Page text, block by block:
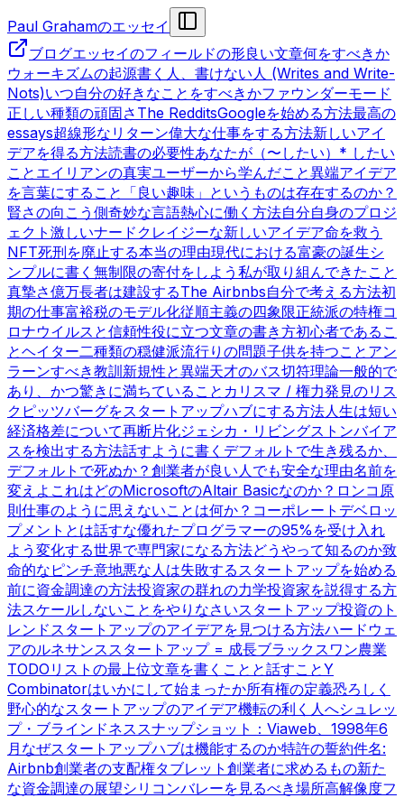
Paul Grahamのエッセイ
ブログエッセイのフィールドの形良い文章何をすべきか
ウォーキズムの起源書く人、書けない人 (Writes and Write-
Nots)いつ自分の好きなことをすべきかファウンダーモード
正しい種類の頑固さ The RedditsGoogleを始める方法最高の
essays超線形なリターン偉大な仕事をする方法新しいアイ
デアを得る方法読書の必要性あなたが（〜したい）* したい
こと エイリアンの真実ユーザーから学んだこと異端アイデア
を言葉にすること 「良い趣味」というものは存在するのか？
賢さの向こう側奇妙な言語熱心に働く方法自分自身のプロジ
ェクト 激しいナード クレイジーな新しいアイデア命を救う
NFT死刑を廃止する本当の理由現代における富豪の誕生シ
ンプルに書く 無制限の寄付をしよう 私が取り組んできたこと
真摯さ億万長者は建設するThe Airbnbs自分で考える方法初
期の仕事富裕税のモデル化従順主義の四象限正統派の特権コ
ロナウイルスと信頼性役に立つ文章の書き方初心者であるこ
とヘイター二種類の穏健派流行りの問題子供を持つこと アン
ラーンすべき教訓 新規性と異端天才のバス切符理論一般的で
あり、かつ驚きに満ちていること カリスマ / 権力発見のリス
ク ピッツバーグをスタートアップハブにする方法人生は短い
経済格差について再断片化ジェシカ・リビングストンバイア
スを検出する方法話すように書く デフォルトで生き残るか、
デフォルトで死ぬか？ 創業者が良い人でも安全な理由名前を
変えよ これはどのMicrosoftのAltair Basicなのか？ ロンコ原
則仕事のように思えないことは何か？ コーポレートデベロッ
プメントとは話すな優れたプログラマーの95%を受け入れ
よう 変化する世界で専門家になる方法どうやって知るのか致
命的なピンチ意地悪な人は失敗するスタートアップを始める
前に資金調達の方法投資家の群れの力学投資家を説得する方
法スケールしないことをやりなさいスタートアップ投資のト
レンドスタートアップのアイデアを見つける方法ハードウェ
アのルネサンススタートアップ = 成長ブラックスワン農業
TODOリストの最上位文章を書くことと話すことY
Combinatorはいかにして始まったか所有権の定義恐ろしく
野心的なスタートアップのアイデア機転の利く人へシュレッ
プ・ブラインドネススナップショット：Viaweb、1998年6
月 なぜスタートアップハブは機能するのか特許の誓約件名:
Airbnb創業者の支配権タブレット 創業者に求めるもの新た
な資金調達の展望シリコンバレーを見るべき場所高解像度フ